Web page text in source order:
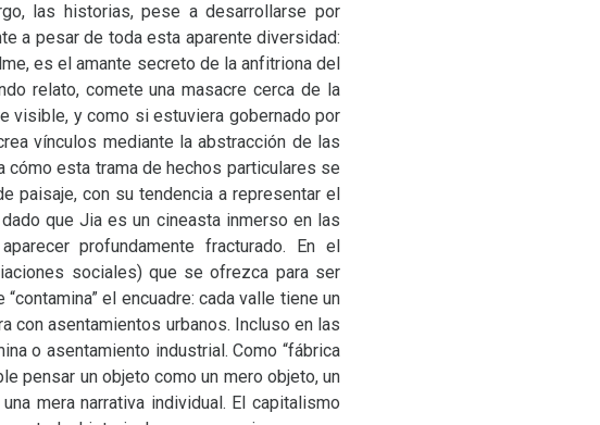
las historias, pese a desarrollarse por
a pesar de toda esta aparente diversidad:
es el amante secreto de la anfitriona del
relato, comete una masacre cerca de la
visible, y como si estuviera gobernado por
vínculos mediante la abstracción de las
esta trama de hechos particulares se
paisaje, con su tendencia a representar el
que Jia es un cineasta inmerso en las
profundamente fracturado. En el
sociales) que se ofrezca para ser
el encuadre: cada valle tiene un
con asentamientos urbanos. Incluso en las
o asentamiento industrial. Como “fábrica
pensar un objeto como un mero objeto, un
mera narrativa individual. El capitalismo